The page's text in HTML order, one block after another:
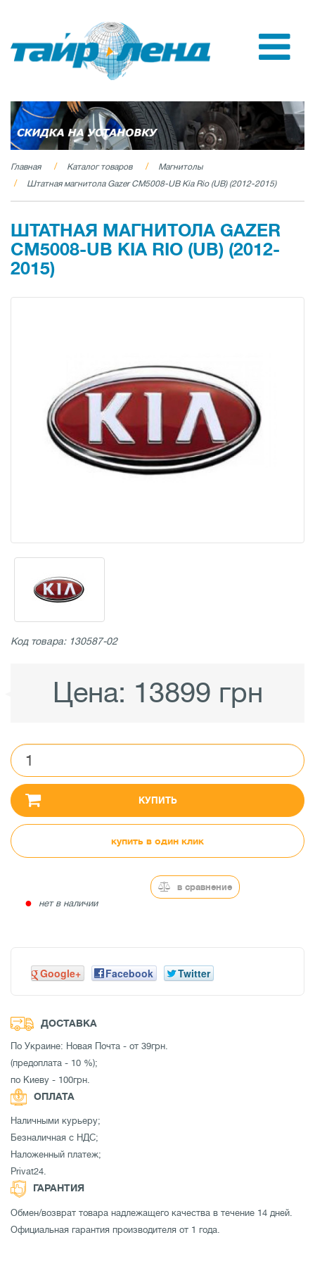
Главная Каталог товаров
Магнитолы
Штатная магнитола Gazer CM5008-UB Kia Rio (UB) (2012-2015)
ШТАТНАЯ МАГНИТОЛА GAZER
CM5008-UB KIA RIO (UB) (2012-
2015)
Код товара: 130587-02
Цена: 13899 грн
КУПИТЬ
купить в один клик
● нет в наличии
в сравнение
Google+ Facebook Twitter
ДОСТАВКА
По Украине: Новая Почта - от 39грн.
(предоплата - 10 %);
по Киеву - 100грн.
ОПЛАТА
Наличными курьеру;
Безналичная с НДС;
Наложенный платеж;
Privat24.
ГАРАНТИЯ
Обмен/возврат товара надлежащего качества в течение 14 дней.
Официальная гарантия производителя от 1 года.